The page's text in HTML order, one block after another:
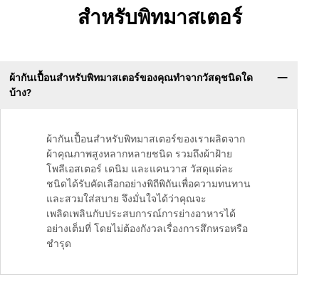
สำหรับพิทมาสเตอร์
ผ้ากันเปื้อนสำหรับพิทมาสเตอร์ของคุณทำจากวัสดุชนิดใด
บ้าง?
ผ้ากันเปื้อนสำหรับพิทมาสเตอร์ของเราผลิตจาก
ผ้าคุณภาพสูงหลากหลายชนิด รวมถึงผ้าฝ้าย
โพลีเอสเตอร์ เดนิม และแคนวาส วัสดุแต่ละ
ชนิดได้รับคัดเลือกอย่างพิถีพิถันเพื่อความทนทาน
และสวมใส่สบาย จึงมั่นใจได้ว่าคุณจะ
เพลิดเพลินกับประสบการณ์การย่างอาหารได้
อย่างเต็มที่ โดยไม่ต้องกังวลเรื่องการสึกหรอหรือ
ชำรุด